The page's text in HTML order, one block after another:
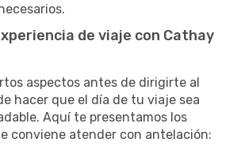
de viaje con Cathay
aspectos antes de dirigirte al
hacer que el día de tu viaje sea
Aquí te presentamos los
conviene atender con antelación: